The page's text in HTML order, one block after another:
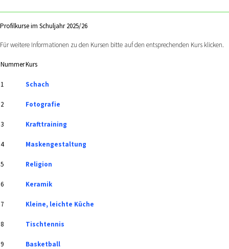
Profilkurse im Schuljahr 2025/26
Für weitere Informationen zu den Kursen bitte auf den entsprechenden Kurs klicken.
NummerKurs
1 Schach
2 Fotografie
3 Krafttraining
4 Maskengestaltung
5 Religion
6 Keramik
7 Kleine, leichte Küche
8 Tischtennis
9 Basketball